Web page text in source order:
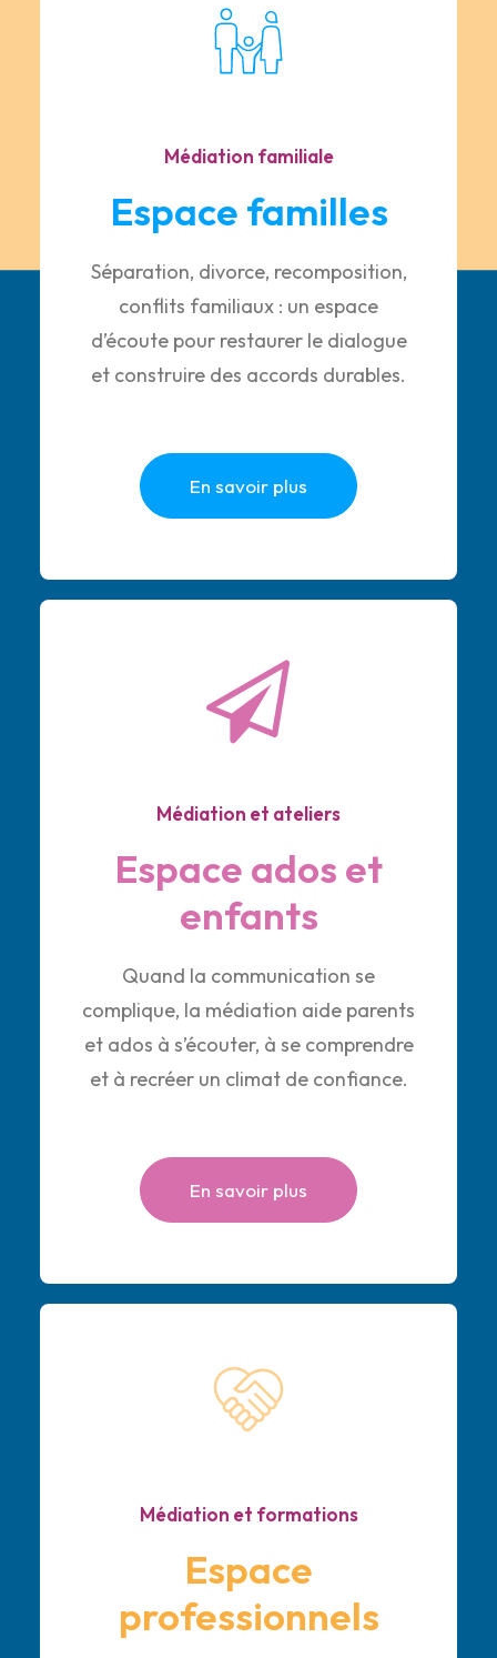
Médiation familiale
Espace familles
Séparation, divorce, recomposition,
conflits familiaux : un espace
d’écoute pour restaurer le dialogue
et construire des accords durables.
En savoir plus
Médiation et ateliers
Espace ados et
enfants
Quand la communication se
complique, la médiation aide parents
et ados à s’écouter, à se comprendre
et à recréer un climat de confiance.
En savoir plus
Médiation et formations
Espace
professionnels